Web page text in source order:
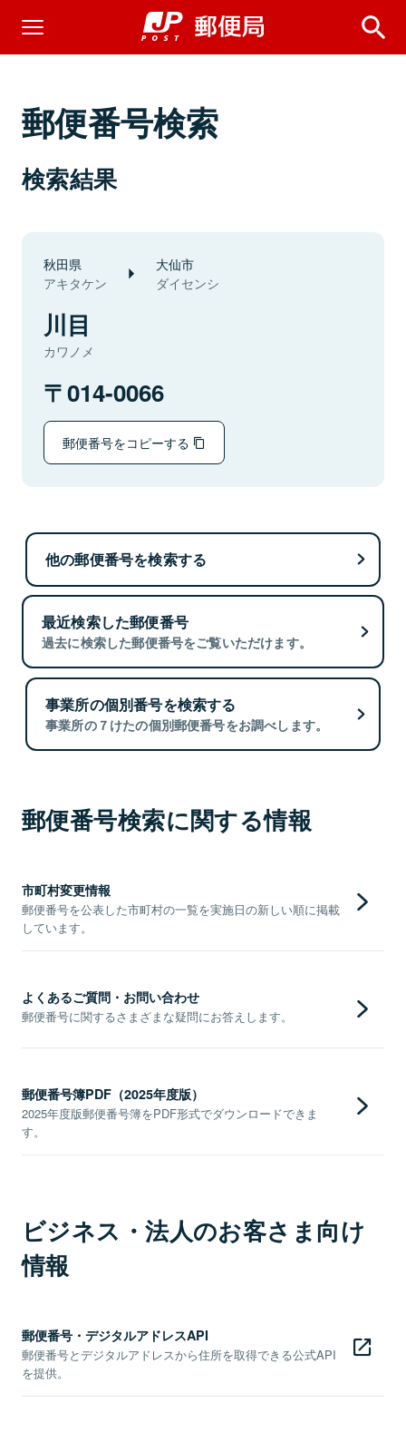
郵便番号検索
検索結果
秋田県
アキタケン
大仙市
ダイセンシ
川目
カワノメ
014-0066
郵便番号をコピーする
他の郵便番号を検索する
最近検索した郵便番号
過去に検索した郵便番号をご覧いただけます。
事業所の個別番号を検索する
事業所の７けたの個別郵便番号をお調べします。
郵便番号検索に関する情報
市町村変更情報
郵便番号を公表した市町村の一覧を実施日の新しい順に掲載
しています。
よくあるご質問・お問い合わせ
郵便番号に関するさまざまな疑問にお答えします。
郵便番号簿PDF（2025年度版）
2025年度版郵便番号簿をPDF形式でダウンロードできま
す。
ビジネス・法人のお客さま向け
情報
郵便番号・デジタルアドレスAPI
郵便番号とデジタルアドレスから住所を取得できる公式API
を提供。